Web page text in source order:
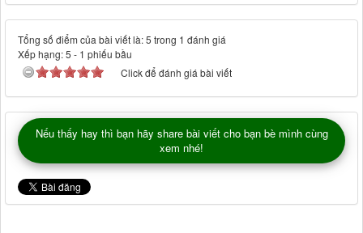
Tổng số điểm của bài viết là: 5 trong 1 đánh giá
Xếp hạng:5 - 1 phiếu bầu
Click để đánh giá bài viết
Nếu thấy hay thì bạn hãy share bài viết cho bạn bè mình cùng
xem nhé!